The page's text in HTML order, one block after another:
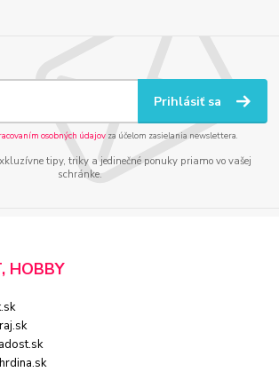
Prihlásiť sa
osobných údajov za účelom zasielania newslettera.
tipy, triky a jedinečné ponuky priamo vo vašej
schránke.
HOBBY